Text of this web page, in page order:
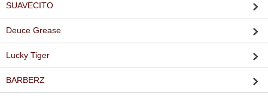
SUAVECITO
Deuce Grease
Lucky Tiger
BARBERZ